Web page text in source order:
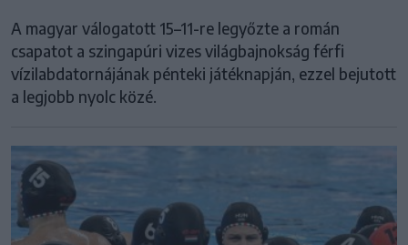
A magyar válogatott 15–11-re legyőzte a román
csapatot a szingapúri vizes világbajnokság férfi
vízilabdatornájának pénteki játéknapján, ezzel bejutott
a legjobb nyolc közé.